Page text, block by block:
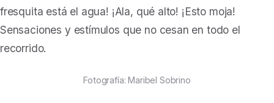
fresquita está el agua! ¡Ala, qué alto! ¡Esto moja!
Sensaciones y estímulos que no cesan en todo el
recorrido.
Fotografía: Maribel Sobrino